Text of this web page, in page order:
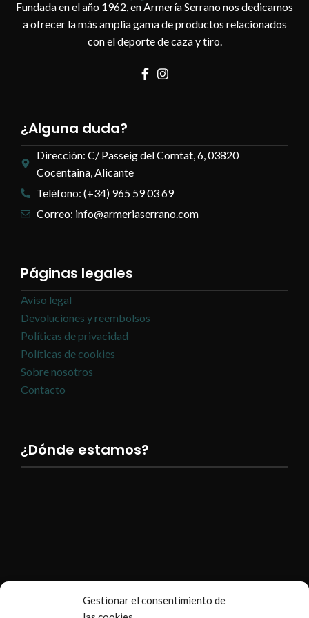
Gestionar el consentimiento de
Fundada en el año 1962, en Armería Serrano nos dedicamos
a ofrecer la más amplia gama de productos relacionados
con el deporte de caza y tiro.
¿Alguna duda?
Dirección: C/ Passeig del Comtat, 6, 03820
Cocentaina, Alicante
Teléfono: (+34) 965 59 03 69
Correo: info@armeriaserrano.com
Páginas legales
Aviso legal
Devoluciones y reembolsos
Políticas de privacidad
Políticas de cookies
Sobre nosotros
Contacto
¿Dónde estamos?